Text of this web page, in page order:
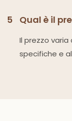
5 Qual è il
Il prezzo
specifiche e